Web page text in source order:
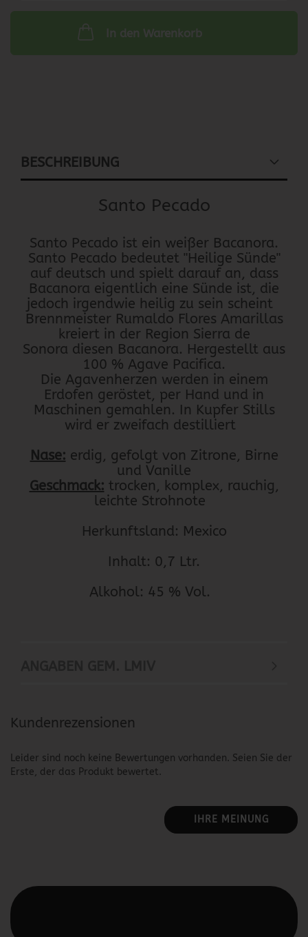
In den Warenkorb
BESCHREIBUNG
Santo Pecado
Santo Pecado ist ein weißer Bacanora.
Santo Pecado bedeutet "Heilige Sünde"
auf deutsch und spielt darauf an, dass
Bacanora eigentlich eine Sünde ist, die
jedoch irgendwie heilig zu sein scheint
Brennmeister Rumaldo Flores Amarillas
kreiert in der Region Sierra de
Sonora diesen Bacanora. Hergestellt aus
100 % Agave Pacifica.
Die Agavenherzen werden in einem
Erdofen geröstet, per Hand und in
Maschinen gemahlen. In Kupfer Stills
wird er zweifach destilliert
Nase: erdig, gefolgt von Zitrone, Birne
und Vanille
Geschmack: trocken, komplex, rauchig,
leichte Strohnote
Herkunftsland: Mexico
Inhalt: 0,7 Ltr.
Alkohol: 45 % Vol.
Kundenrezensionen
Leider sind noch keine Bewertungen vorhanden. Seien Sie der
Erste, der das Produkt bewertet.
IHRE MEINUNG